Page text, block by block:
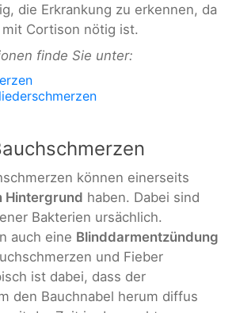
die Erkrankung zu erkennen, da
Cortison nötig ist.
finde Sie unter:
können einerseits
Hintergrund haben. Dabei sind
Bakterien ursächlich.
auch eine Blinddarmentzündung
und Fieber
ist dabei, dass der
den Bauchnabel herum diffus